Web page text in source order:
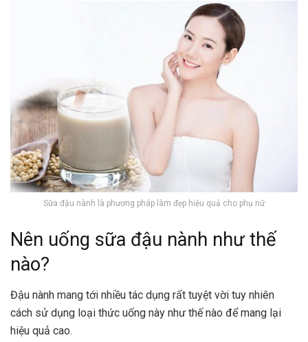
Sữa đậu nành là phương pháp làm đẹp hiệu quả cho phụ nữ
Nên uống sữa đậu nành như thế
nào?
Đậu nành mang tới nhiều tác dụng rất tuyệt vời tuy nhiên
cách sử dụng loại thức uống này như thế nào để mang lại
hiệu quả cao.